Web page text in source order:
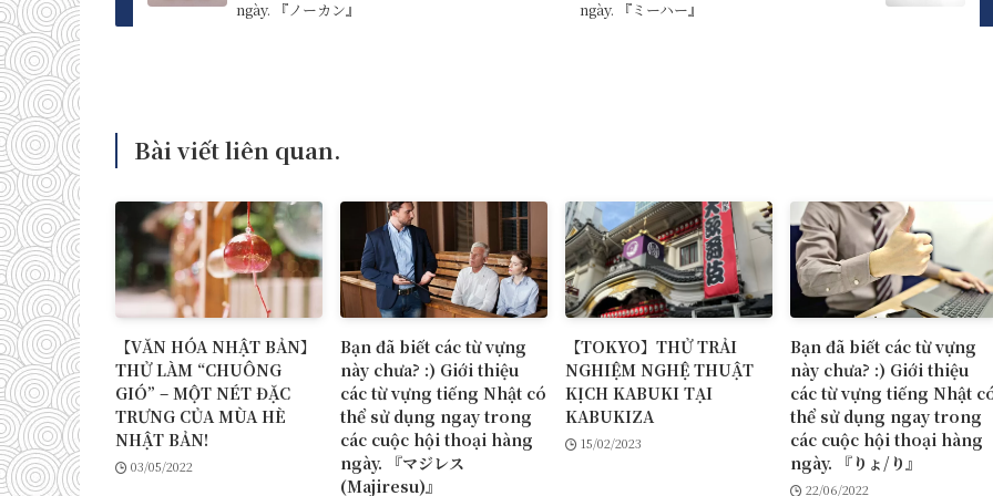
ngày. 『ノーカン』 ngày. 『ミーハー』
Bài viết liên quan.
【VĂN HÓA NHẬT BẢN】
THỬ LÀM “CHUÔNG
GIÓ” – MỘT NÉT ĐẶC
TRƯNG CỦA MÙA HÈ
NHẬT BẢN!
03/05/2022
Bạn đã biết các từ vựng
này chưa? :) Giới thiệu
các từ vựng tiếng Nhật có
thể sử dụng ngay trong
các cuộc hội thoại hàng
ngày. 『マジレス
(Majiresu)』
【TOKYO】THỬ TRẢI
NGHIỆM NGHỆ THUẬT
KỊCH KABUKI TẠI
KABUKIZA
15/02/2023
Bạn đã biết các từ vựng
này chưa? :) Giới thiệu
các từ vựng tiếng Nhật
thể sử dụng ngay trong
các cuộc hội thoại hàng
ngày. 『りょ/り』
22/06/2022